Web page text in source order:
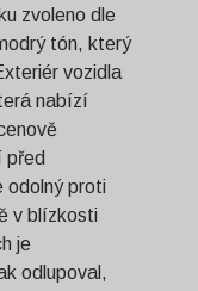
zvoleno dle
tón, který
vozidla
nabízí
před
odolný proti
v blízkosti
je
odlupoval,